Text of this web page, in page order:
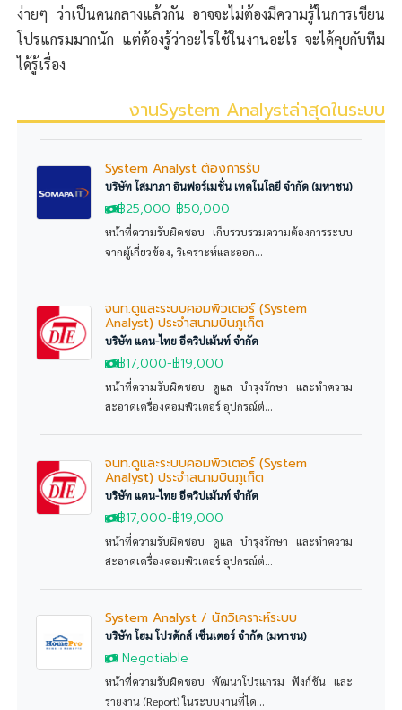
ง่ายๆ ว่าเป็นคนกลางแล้วกัน อาจจะไม่ต้องมีความรู้ในการเขียน
โปรแกรมมากนัก แต่ต้องรู้ว่าอะไรใช้ในงานอะไร จะได้คุยกับทีม
ได้รู้เรื่อง
งานSystem Analystล่าสุดในระบบ
System Analyst ต้องการรับ
บริษัท โสมาภา อินฟอร์เมชั่น เทคโนโลยี จำกัด (มหาชน)
฿25,000-฿50,000
หน้าที่ความรับผิดชอบ เก็บรวบรวมความต้องการระบบ
จากผู้เกี่ยวข้อง, วิเคราะห์และออก...
จนท.ดูและระบบคอมพิวเตอร์ (System
Analyst) ประจำสนามบินภูเก็ต
บริษัท แดน-ไทย อีควิปเม้นท์ จำกัด
฿17,000-฿19,000
หน้าที่ความรับผิดชอบ ดูแล บำรุงรักษา และทำความ
สะอาดเครื่องคอมพิวเตอร์ อุปกรณ์ต่...
จนท.ดูและระบบคอมพิวเตอร์ (System
Analyst) ประจำสนามบินภูเก็ต
บริษัท แดน-ไทย อีควิปเม้นท์ จำกัด
฿17,000-฿19,000
หน้าที่ความรับผิดชอบ ดูแล บำรุงรักษา และทำความ
สะอาดเครื่องคอมพิวเตอร์ อุปกรณ์ต่...
System Analyst / นักวิเคราะห์ระบบ
บริษัท โฮม โปรดักส์ เซ็นเตอร์ จำกัด (มหาชน)
Negotiable
หน้าที่ความรับผิดชอบ พัฒนาโปรแกรม ฟังก์ชัน และ
รายงาน (Report) ในระบบงานที่ได...